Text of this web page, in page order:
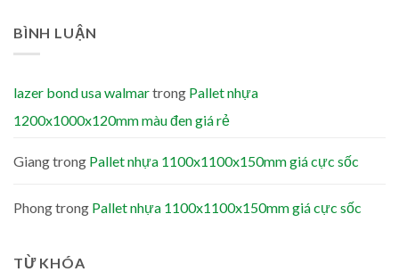
BÌNH LUẬN
lazer bond usa walmartrong Pallet nhựa
1200x1000x120mm màu đen giá rẻ
Giangtrong Pallet nhựa 1100x1100x150mm giá cực sốc
Phongtrong Pallet nhựa 1100x1100x150mm giá cực sốc
TỪ KHÓA